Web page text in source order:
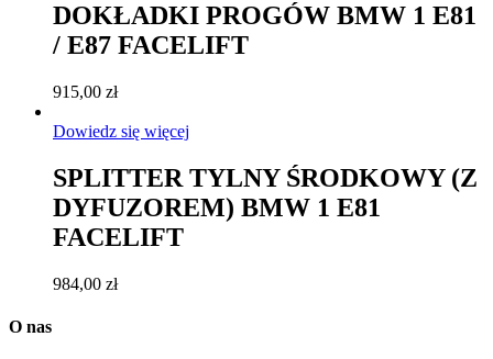
DOKŁADKI PROGÓW BMW 1 E81
/ E87 FACELIFT
915,00 zł
Dowiedz się więcej
SPLITTER TYLNY ŚRODKOWY (Z
DYFUZOREM) BMW 1 E81
FACELIFT
984,00 zł
O nas